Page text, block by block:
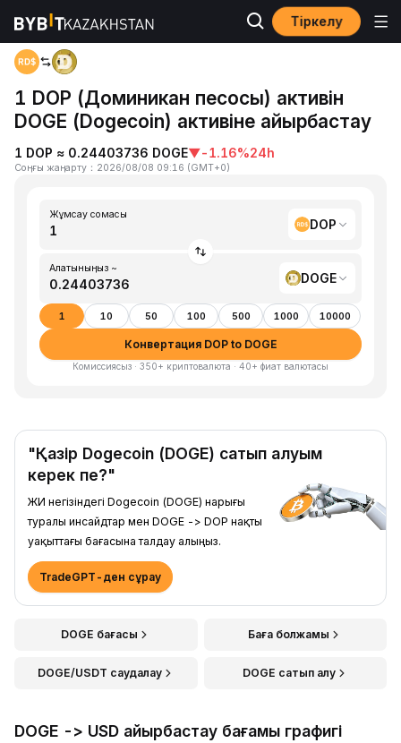
Тіркелу
Басты бет DOP to DOGE
1 DOP (Доминикан песосы) активін
DOGE (Dogecoin) активіне айырбастау
1 DOP ≈ 0.24403736 DOGE▼-1.16%24h
Соңғы жаңарту ： 2026/08/08 09:16 (GMT+0)
Жұмсау сомасы
DOP
Алатыныңыз ~
DOGE
1 10 50 100 500 1000 10000
Конвертация DOP to DOGE
Комиссиясыз · 350+ криптовалюта · 40+ фиат валютасы
"Қазір Dogecoin (DOGE) сатып алуым
керек пе?"
ЖИ негізіндегі Dogecoin (DOGE) нарығы
туралы инсайдтар мен DOGE -> DOP нақты
уақыттағы бағасына талдау алыңыз.
TradeGPT-ден сұрау
DOGE бағасы Баға болжамы
DOGE/USDT саудалау DOGE сатып алу
DOGE -> USD айырбастау бағамы графигі